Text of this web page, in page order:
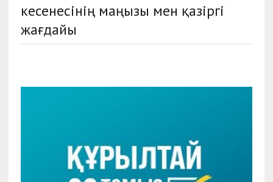
кесенесінің маңызы мен қазіргі
жағдайы